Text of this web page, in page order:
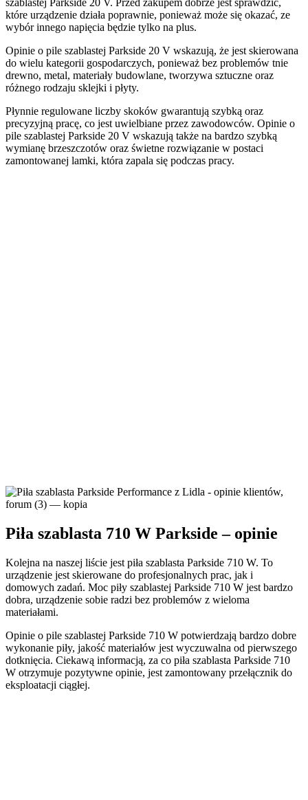
szablastej Parkside 20 V. Przed zakupem dobrze jest sprawdzić,
które urządzenie działa poprawnie, ponieważ może się okazać, ze
wybór innego napięcia będzie tylko na plus.
Opinie o pile szablastej Parkside 20 V wskazują, że jest skierowana
do wielu kategorii gospodarczych, ponieważ bez problemów tnie
drewno, metal, materiały budowlane, tworzywa sztuczne oraz
różnego rodzaju sklejki i płyty.
Płynnie regulowane liczby skoków gwarantują szybką oraz
precyzyjną pracę, co jest uwielbiane przez zawodowców. Opinie o
pile szablastej Parkside 20 V wskazują także na bardzo szybką
wymianę brzeszczotów oraz świetne rozwiązanie w postaci
zamontowanej lamki, która zapala się podczas pracy.
Piła szablasta 710 W Parkside – opinie
Kolejna na naszej liście jest piła szablasta Parkside 710 W. To
urządzenie jest skierowane do profesjonalnych prac, jak i
domowych zadań. Moc piły szablastej Parkside 710 W jest bardzo
dobra, urządzenie sobie radzi bez problemów z wieloma
materiałami.
Opinie o pile szablastej Parkside 710 W potwierdzają bardzo dobre
wykonanie piły, jakość materiałów jest wyczuwalna od pierwszego
dotknięcia. Ciekawą informacją, za co piła szablasta Parkside 710
W otrzymuje pozytywne opinie, jest zamontowany przełącznik do
eksploatacji ciągłej.